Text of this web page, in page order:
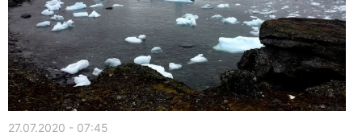
27.07.2020 - 07:45